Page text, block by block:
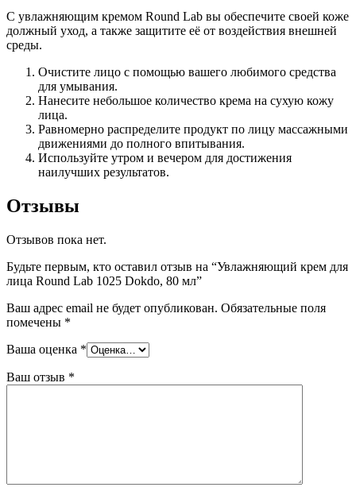
C увлажняющим кремом Round Lab вы обеспечите своей коже
должный уход, а также защитите её от воздействия внешней
среды.
Очистите лицо с помощью вашего любимого средства
для умывания.
Нанесите небольшое количество крема на сухую кожу
лица.
Равномерно распределите продукт по лицу массажными
движениями до полного впитывания.
Используйте утром и вечером для достижения
наилучших результатов.
Отзывы
Отзывов пока нет.
Будьте первым, кто оставил отзыв на “Увлажняющий крем для
лица Round Lab 1025 Dokdo, 80 мл”
Ваш адрес email не будет опубликован. Обязательные поля
помечены *
Ваша оценка *
Ваш отзыв *